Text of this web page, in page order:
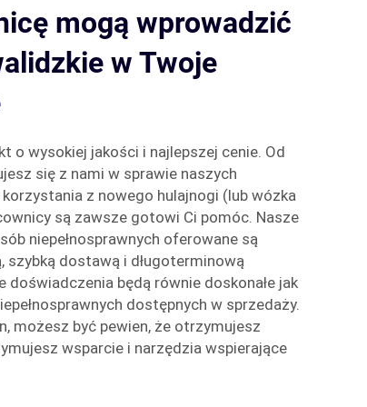
mogą wprowadzić
w Twoje
o wysokiej jakości i najlepszej cenie. Od
się z nami w sprawie naszych
z nowego hulajnogi (lub wózka
są zawsze gotowi Ci pomóc. Nasze
niepełnosprawnych oferowane są
szybką dostawą i długoterminową
doświadczenia będą równie doskonałe jak
dostępnych w sprzedaży.
możesz być pewien, że otrzymujesz
wsparcie i narzędzia wspierające